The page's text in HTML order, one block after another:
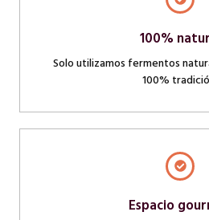
100%
Solo utilizamos fermentos
100%
Espacio